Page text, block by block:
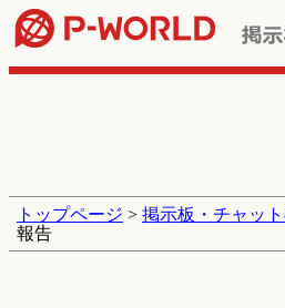
トップページ > 掲示板・チャッ
報告